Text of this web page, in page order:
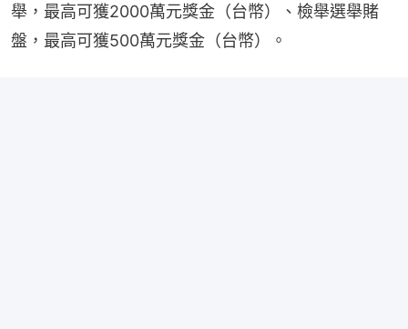
舉，最高可獲2000萬元獎金（台幣）、檢舉選舉賭
盤，最高可獲500萬元獎金（台幣）。